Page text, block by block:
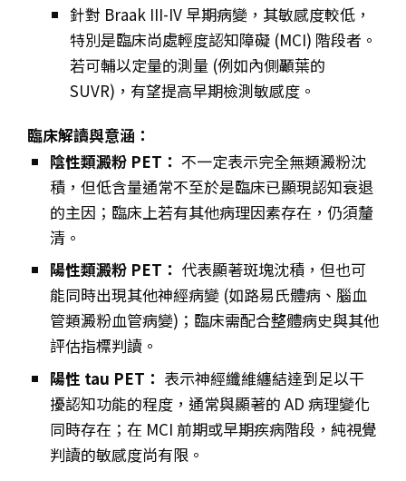
針對 Braak III-IV 早期病變，其敏感度較低，
特別是臨床尚處輕度認知障礙 (MCI) 階段者。
若可輔以定量的測量 (例如內側顳葉的
SUVR)，有望提高早期檢測敏感度。
臨床解讀與意涵：
陰性類澱粉 PET： 不一定表示完全無類澱粉沈
積，但低含量通常不至於是臨床已顯現認知衰退
的主因；臨床上若有其他病理因素存在，仍須釐
清。
陽性類澱粉 PET： 代表顯著斑塊沈積，但也可
能同時出現其他神經病變 (如路易氏體病、腦血
管類澱粉血管病變)；臨床需配合整體病史與其他
評估指標判讀。
陽性 tau PET： 表示神經纖維纏結達到足以干
擾認知功能的程度，通常與顯著的 AD 病理變化
同時存在；在 MCI 前期或早期疾病階段，純視覺
判讀的敏感度尚有限。